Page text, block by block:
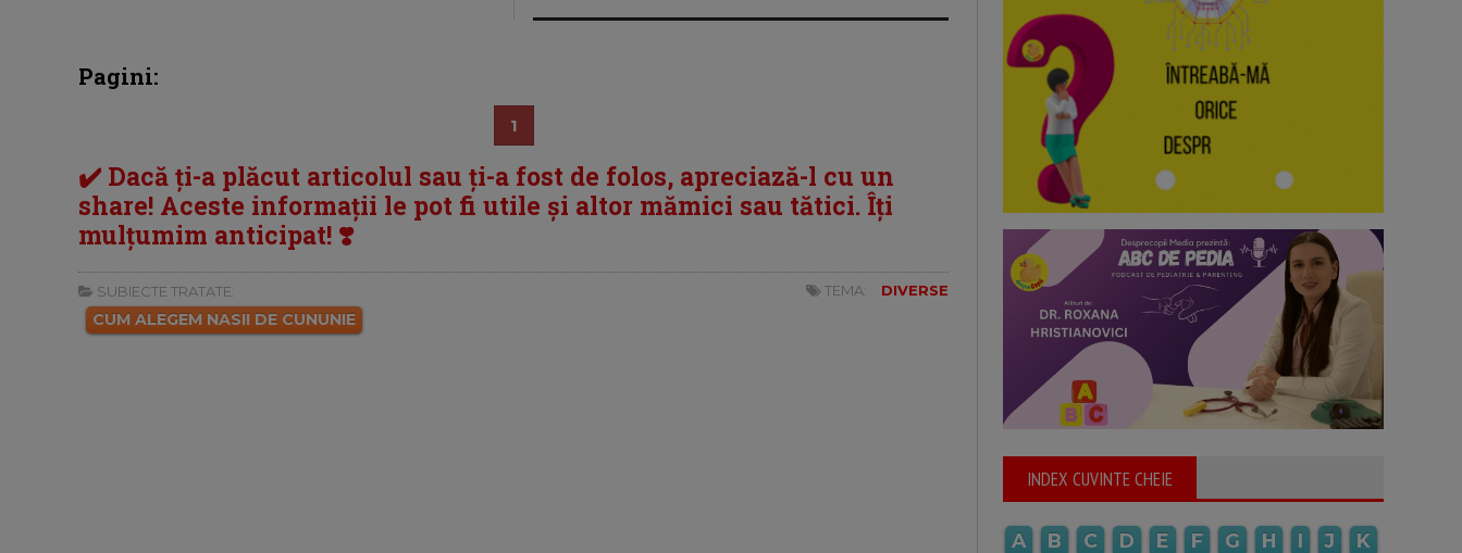
Pagini:
1
✔️ Dacă ți-a plăcut articolul sau ți-a fost de folos, apreciază-l cu un
share! Aceste informații le pot fi utile și altor mămici sau tătici. Îți
mulțumim anticipat! ❣️
SUBIECTE TRATATE:
CUM ALEGEM NASII DE CUNUNIE
TEMA: DIVERSE
INDEX CUVINTE CHEIE
A B C D E F G H I J
K